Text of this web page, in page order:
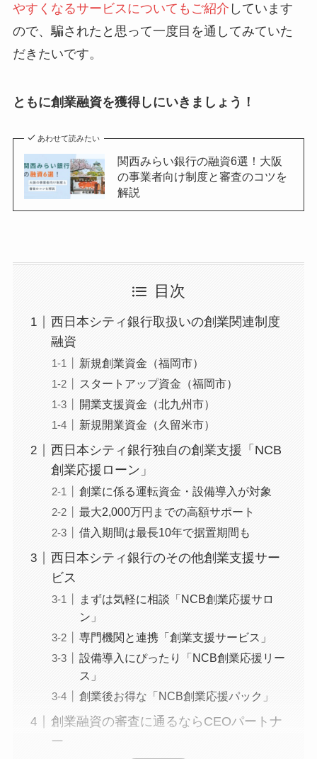
やすくなるサービスについてもご紹介 しています
ので、騙されたと思って一度目を通してみていた
だきたいです。
ともに創業融資を獲得しにいきましょう！
あわせて読みたい
関西みらい銀行の融資6選！大阪
の事業者向け制度と審査のコツを
解説
目次
西日本シティ銀行取扱いの創業関連制度
融資
新規創業資金（福岡市）
スタートアップ資金（福岡市）
開業支援資金（北九州市）
新規開業資金（久留米市）
西日本シティ銀行独自の創業支援「NCB
創業応援ローン」
創業に係る運転資金・設備導入が対象
最大2,000万円までの高額サポート
借入期間は最長10年で据置期間も
西日本シティ銀行のその他創業支援サー
ビス
まずは気軽に相談「NCB創業応援サロ
ン」
専門機関と連携「創業支援サービス」
設備導入にぴったり「NCB創業応援リー
ス」
創業後お得な「NCB創業応援パック」
創業融資の審査に通るならCEOパートナ
ー